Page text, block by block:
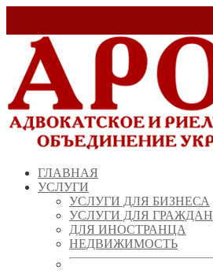
ГЛАВНАЯ
УСЛУГИ
УСЛУГИ ДЛЯ БИЗНЕСА
УСЛУГИ ДЛЯ ГРАЖДАН
ДЛЯ ИНОСТРАНЦА
НЕДВИЖИМОСТЬ